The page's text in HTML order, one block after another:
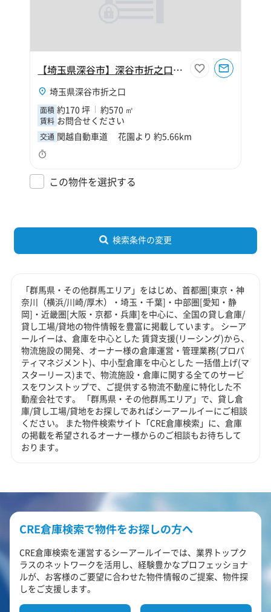
【埼玉県深谷市】深谷市折之口170坪工場
埼玉県深谷市折之口
面積 約170 坪 約570 ㎡
賃料 お問合せください
交通 関越自動車道 花園より 約5.66km
この物件を選択する
検索条件の変更
「群馬県・その他群馬エリア」をはじめ、首都圏[東京・神
奈川（横浜/川崎/厚木）・埼玉・千葉]・中部圏[愛知・静
岡]・近畿圏[大阪・京都・兵庫]を中心に、全国の貸し倉庫/
貸し工場/貸地の物件情報を豊富に掲載しています。 シーア
ールイーは、倉庫を中心とした 賃貸支援(リーシング)から、
物流施設の開発、オーナー様の倉庫運営・管理業務(プロパ
ティマネジメント)、中小型倉庫を中心とした 一括借上げ(マ
スターリース)まで、物流施設・倉庫に関する全てのサービ
スをワンストップで、ご提供する物流不動産に特化した不
動産会社です。 「群馬県・その他群馬エリア」で、貸し倉
庫/貸し工場/貸地をお探しであればシーアールイーにご相談
ください。 また物件検索サイト「CRE倉庫検索」に、倉庫
の掲載を希望されるオーナー様からのご相談もお待ちして
おります。
CRE倉庫検索で物件をお探しの方へ
CRE倉庫検索を運営するシーアールイーでは、業界トップク
ラスのネットワークを活用し、経験豊かなプロフェッショナ
ルが、お客様のご要望に合わせた物件情報のご提案、物件探
しをご支援します。